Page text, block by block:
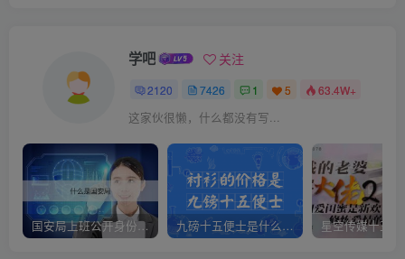
学吧 关注
2120 7426 1 5 63.4W+
这家伙很懒，什么都没有写...
国安局上班公开身份是什么（国安身份对家人保密吗） 九磅十五便士是什么意思（九磅十五便士是什么梗）